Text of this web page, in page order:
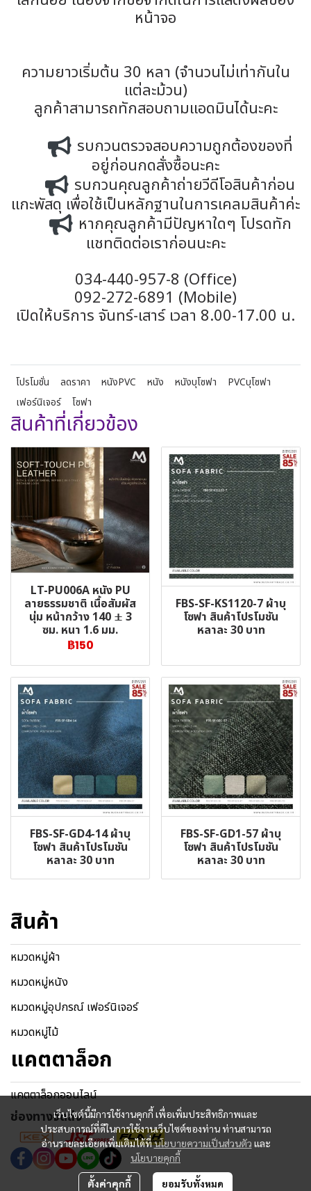
หน้าจอ
ความยาวเริ่มต้น 30 หลา (จำนวนไม่เท่ากันใน
แต่ละม้วน)
ลูกค้าสามารถทักสอบถามแอดมินได้นะคะ
รบกวนตรวจสอบความถูกต้องของที่
อยู่ก่อนกดสั่งซื้อนะคะ
รบกวนคุณลูกค้าถ่ายวีดีโอสินค้าก่อน
แกะพัสดุ เพื่อใช้เป็นหลักฐานในการเคลมสินค้าค่ะ
หากคุณลูกค้ามีปัญหาใดๆ โปรดทัก
แชทติดต่อเราก่อนนะคะ
034-440-957-8 (Office)
092-272-6891 (Mobile)
เปิดให้บริการ จันทร์-เสาร์ เวลา 8.00-17.00 น.
โปรโมชั่น ลดราคา หนังPVC หนัง หนังบุโซฟา
PVCบุโซฟา
เฟอร์นิเจอร์
โซฟา
สินค้าที่เกี่ยวข้อง
LT-PU006A หนัง PU
ลายธรรมชาติ เนื้อสัมผัส
นุ่ม หน้ากว้าง 140 ± 3
ซม. หนา 1.6 มม.
฿150
FBS-SF-KS1120-7 ผ้าบุ
โซฟา สินค้าโปรโมชัน
หลาละ 30 บาท
FBS-SF-GD4-14 ผ้าบุ
โซฟา สินค้าโปรโมชัน
หลาละ 30 บาท
FBS-SF-GD1-57 ผ้าบุ
โซฟา สินค้าโปรโมชัน
หลาละ 30 บาท
เว็บไซต์นี้มีการใช้งานคุกกี้ เพื่อเพิ่มประสิทธิภาพและ
ประสบการณ์ที่ดีในการใช้งานเว็บไซต์ของท่าน ท่านสามารถ
อ่านรายละเอียดเพิ่มเติมได้ที่นโยบายความเป็นส่วนตัว และ
นโยบายคุกกี้
ตั้งค่าคุกกี้ ยอมรับทั้งหมด
สินค้า
หมวดหมู่ผ้า
หมวดหมู่หนัง
หมวดหมู่อุปกรณ์ เฟอร์นิเจอร์
หมวดหมู่ไม้
แคตตาล็อก
แคตตาล็อกออนไลน์
ช่องทางจัดส่ง